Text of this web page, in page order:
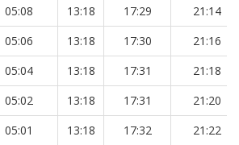
05:08 13:18 17:29
21:14
05:06 13:18 17:30
21:16
05:04 13:18 17:31
21:18
05:02 13:18 17:31
21:20
05:01 13:18 17:32
21:22